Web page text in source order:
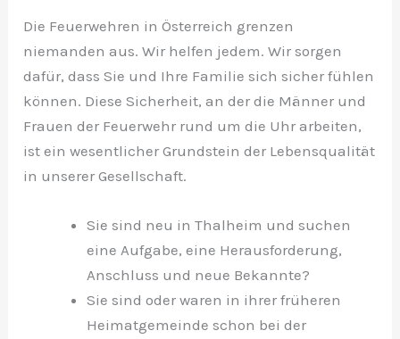
Die Feuerwehren in Österreich grenzen
niemanden aus. Wir helfen jedem. Wir sorgen
dafür, dass Sie und Ihre Familie sich sicher fühlen
können. Diese Sicherheit, an der die Männer und
Frauen der Feuerwehr rund um die Uhr arbeiten,
ist ein wesentlicher Grundstein der Lebensqualität
in unserer Gesellschaft.
Sie sind neu in Thalheim und suchen
eine Aufgabe, eine Herausforderung,
Anschluss und neue Bekannte?
Sie sind oder waren in ihrer früheren
Heimatgemeinde schon bei der